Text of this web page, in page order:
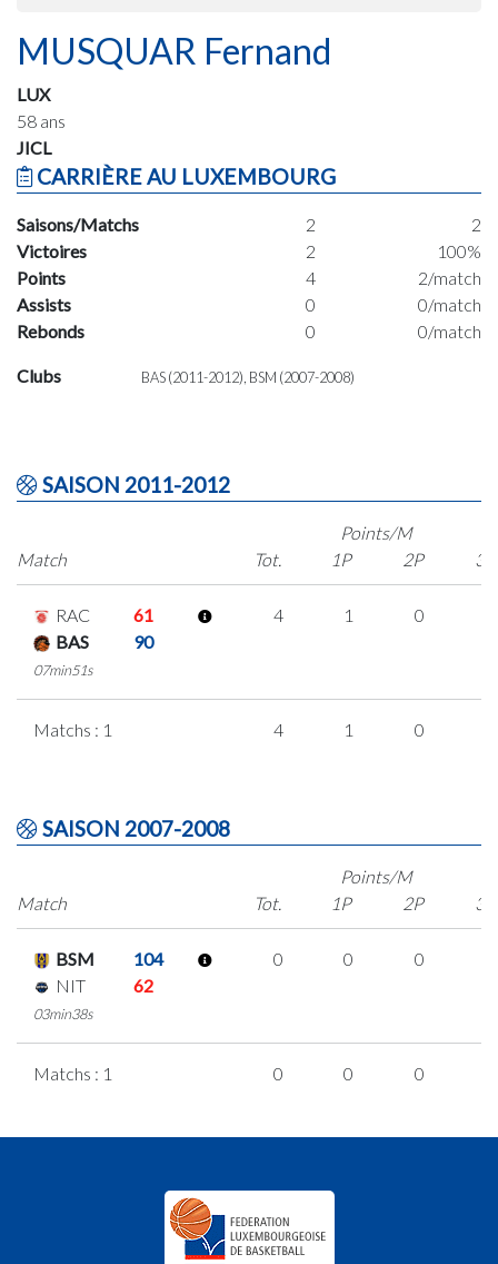
MUSQUAR Fernand
LUX
58 ans
JICL
CARRIÈRE AU LUXEMBOURG
Saisons/Matchs 2
2
Victoires
2
100%
Points
4
2/match
Assists
0
0/match
Rebonds
0 0/match
Clubs BAS (2011-2012), BSM (2007-2008)
SAISON 2011-2012
Match
Points/M
Tot.
1P 2P 3P
RAC
61
BAS
90
07min51s
4 1 0
Matchs : 1 4 1 0
SAISON 2007-2008
Match
Points/M
Tot.
1P 2P 3P
BSM
104
NIT
62
03min38s
0 0 0
Matchs : 1 0 0 0